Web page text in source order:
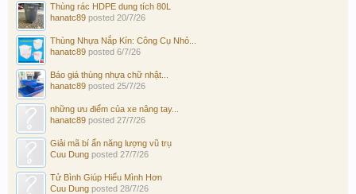
Thùng rác HDPE dung tích 80L
hanatc89 posted 20/7/26
Thùng Nhựa Nắp Kín: Công Cụ Nhỏ...
hanatc89 posted 6/7/26
Báo giá thùng nhựa chữ nhật...
hanatc89 posted 25/7/26
những ưu điểm của xe nâng tay...
hanatc89 posted 27/7/26
Giải mã bí ẩn năng lượng vũ trụ
Cuu Dung posted 27/7/26
Tử Bình Giúp Hiểu Mình Hơn
Cuu Dung posted 28/7/26